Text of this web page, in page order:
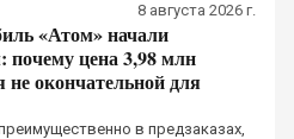
8 августа 2026 г.
«Атом» начали
почему цена 3,98 млн
не окончательной для
в предзаказах,